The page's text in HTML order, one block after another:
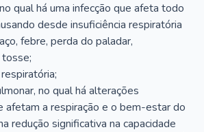
qual há uma infecção que afeta todo
desde insuficiência respiratória
febre, perda do paladar,
no qual há alterações
afetam a respiração e o bem-estar do
redução significativa na capacidade